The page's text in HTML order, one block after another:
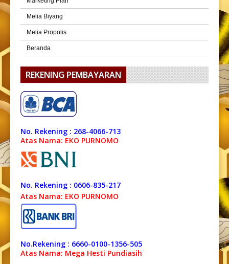
Melia Biyang
Melia Propolis
Beranda
REKENING PEMBAYARAN
No. Rekening : 268-4066-713
Atas Nama: EKO PURNOMO
No. Rekening : 0606-835-217
Atas Nama: EKO PURNOMO
No.Rekening : 6660-0100-1356-505
Atas Nama: Mega Hesti Pundiasih